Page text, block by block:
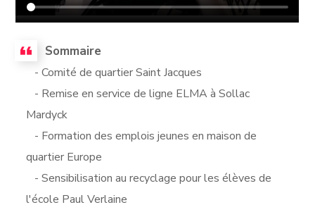
Sommaire
- Comité de quartier Saint Jacques
- Remise en service de ligne ELMA à Sollac
Mardyck
- Formation des emplois jeunes en maison de
quartier Europe
- Sensibilisation au recyclage pour les élèves de
l'école Paul Verlaine